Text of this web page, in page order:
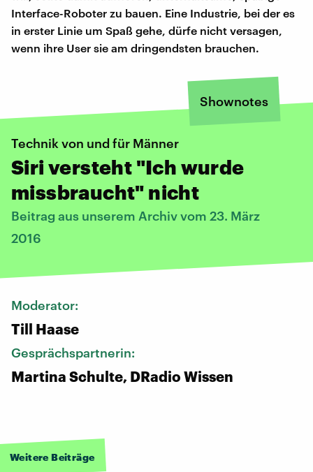
Interface-Roboter zu bauen. Eine Industrie, bei der es
in erster Linie um Spaß gehe, dürfe nicht versagen,
wenn ihre User sie am dringendsten brauchen.
Shownotes
Technik von und für Männer
Siri versteht "Ich wurde
missbraucht" nicht
Beitrag aus unserem Archiv vom 23. März
2016
Moderator:
Till Haase
Gesprächspartnerin:
Martina Schulte, DRadio Wissen
Weitere Beiträge